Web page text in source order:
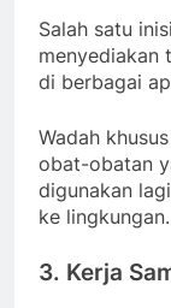
Salah satu
menyediakan
di berbagai
Wadah
obat-obatan
digunakan
ke lingkungan.
3. Kerja